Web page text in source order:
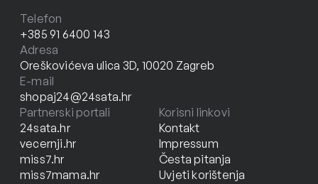
Telefon
+385 91 6400 143
Adresa
Oreškovićeva ulica 3D, 10020 Zagreb
E-mail
shopaj24@24sata.hr
Partnerski portali
24sata.hr
vecernji.hr
miss7.hr
miss7mama.hr
Korisni linkovi
Kontakt
Impressum
Česta pitanja
Uvjeti korištenja